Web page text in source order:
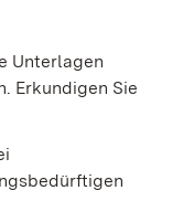
Unterlagen
Erkundigen Sie